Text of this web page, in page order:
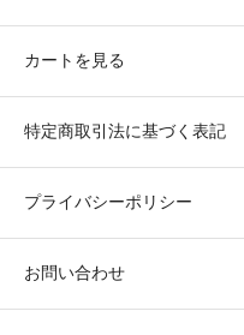
カートを見る
特定商取引法に基づく表記
プライバシーポリシー
お問い合わせ